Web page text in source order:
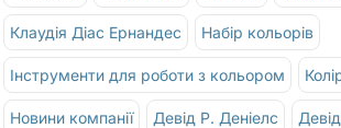
Клаудія Діас Ернандес Набір кольорів
Інструменти для роботи з кольором
Новини компанії Девід Р. Деніелс